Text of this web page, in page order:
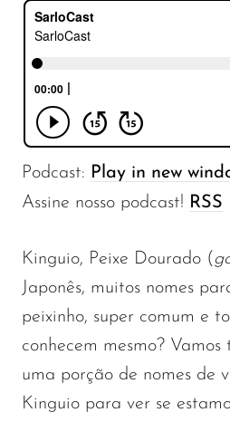
Podcast: Play in new
Assine nosso podcast! RSS
Kinguio, Peixe Dourado (
Japonês, muitos nomes
peixinho, super comum e
conhecem mesmo?
uma porção de nomes de
Kinguio para ver se